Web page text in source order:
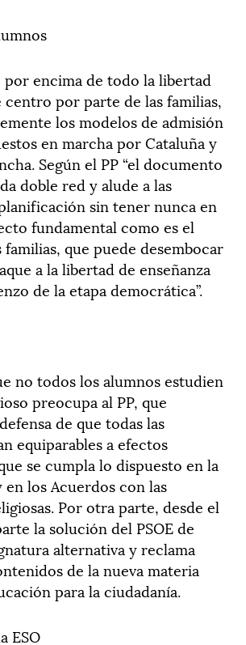
por encima de todo la libertad
por parte de las familias,
los modelos de admisión
en marcha por Cataluña y
Según el PP “el documento
doble red y alude a las
sin tener nunca en
fundamental como es el
que puede desembocar
a la libertad de enseñanza
de la etapa democrática”.
no todos los alumnos estudien
preocupa al PP, que
de que todas las
equiparables a efectos
se cumpla lo dispuesto en la
los Acuerdos con las
Por otra parte, desde el
la solución del PSOE de
alternativa y reclama
de la nueva materia
para la ciudadanía.
ESO